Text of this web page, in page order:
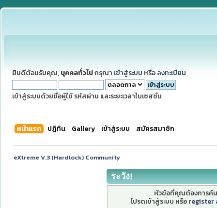
ยินดีต้อนรับคุณ, บุคคลทั่วไปกรุณา เข้าสู่ระบบ หรือ ลงทะเบียน
เข้าสู่ระบบด้วยชื่อผู้ใช้ รหัสผ่าน และระยะเวลาในเซสชั่น
หน้าแรก ปฏิทิน Gallery เข้าสู่ระบบ สมัครสมาชิก
eXtreme V.3 (Hardlock) Community
ระวัง!
หัวข้อที่คุณต้องการค้
โปรดเข้าสู่ระบบ หรือ register